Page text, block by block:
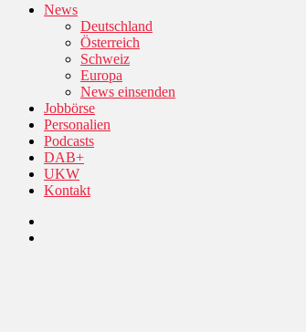
News
Deutschland
Österreich
Schweiz
Europa
News einsenden
Jobbörse
Personalien
Podcasts
DAB+
UKW
Kontakt